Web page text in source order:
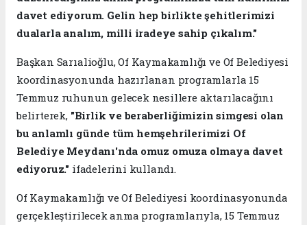
davet ediyorum. Gelin hep birlikte şehitlerimizi
dualarla analım, milli iradeye sahip çıkalım."
Başkan Sarıalioğlu, Of Kaymakamlığı ve Of Belediyesi
koordinasyonunda hazırlanan programlarla 15
Temmuz ruhunun gelecek nesillere aktarılacağını
belirterek, "Birlik ve beraberliğimizin simgesi olan
bu anlamlı günde tüm hemşehrilerimizi Of
Belediye Meydanı'nda omuz omuza olmaya davet
ediyoruz." ifadelerini kullandı.
Of Kaymakamlığı ve Of Belediyesi koordinasyonunda
gerçekleştirilecek anma programlarıyla, 15 Temmuz